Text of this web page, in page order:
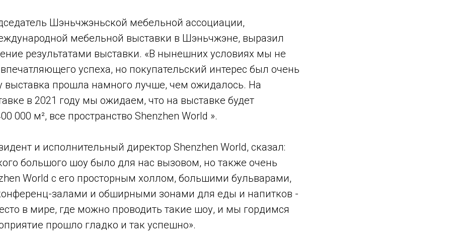
Шэньчжэньской мебельной ассоциации,
мебельной выставки в Шэньчжэне, выразил
результатами выставки. «В нынешних условиях мы не
успеха, но покупательский интерес был очень
выставка прошла намного лучше, чем ожидалось. На
в 2021 году мы ожидаем, что на выставке будет
000 м², все пространство Shenzhen World ».
и исполнительный директор Shenzhen World, сказал:
большого шоу было для нас вызовом, но также очень
World с его просторным холлом, большими бульварами,
залами и обширными зонами для еды и напитков -
в мире, где можно проводить такие шоу, и мы гордимся
прошло гладко и так успешно».